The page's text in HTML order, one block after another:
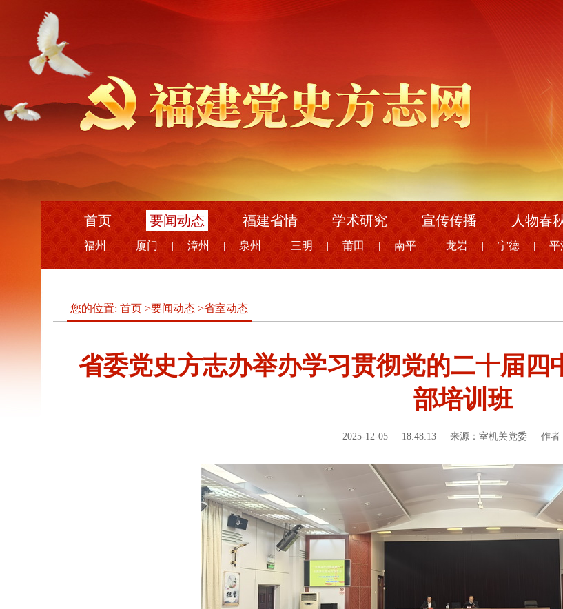
首页 要闻动态 福建省情 学术研究 宣传传播 人物春
福州 | 厦门 | 漳州 | 泉州 | 三明 | 莆田 | 南平 | 龙岩 | 宁德 | 平
您的位置: 首页 >要闻动态 >省室动态
省委党史方志办举办学习贯彻党的二十届四
部培训班
2025-12-05 18:48:13 来源：室机关党委 作者